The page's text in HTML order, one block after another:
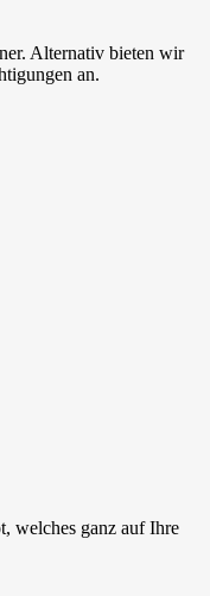
Alternativ bieten wir
an.
welches ganz auf Ihre